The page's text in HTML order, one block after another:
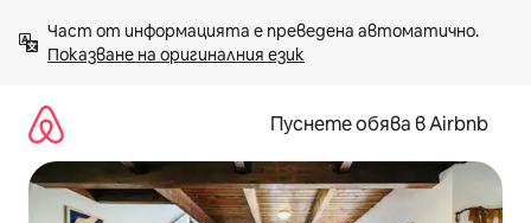
към
съдържанието
Показване на оригиналния език
Пуснете обява в Airbnb